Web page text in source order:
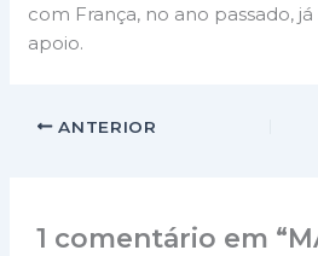
com França, no ano passado,
apoio.
ANTERIOR
1 comentário em